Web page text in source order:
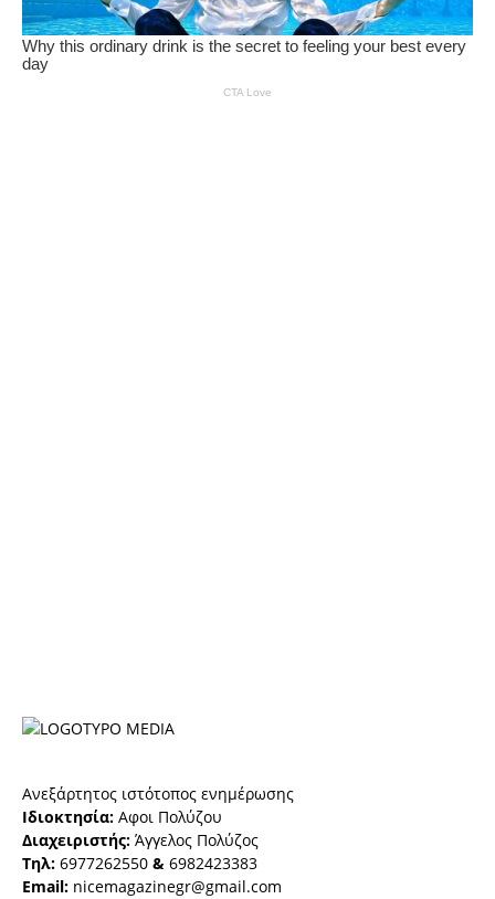
Ανεξάρτητος ιστότοπος ενημέρωσης
Ιδιοκτησία: Αφοι Πολύζου
Διαχειριστής: Άγγελος Πολύζος
Τηλ: 6977262550 & 6982423383
Email: nicemagazinegr@gmail.com